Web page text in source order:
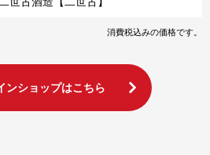
消費税込みの価格です。
ンショップはこちら